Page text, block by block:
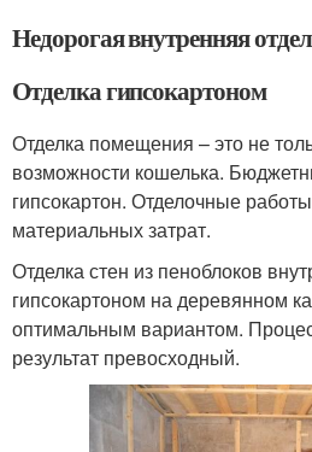
Недорогая внутренняя
Отделка гипсокартоном
Отделка помещения – это не
возможности кошелька.
гипсокартон. Отделочные
материальных затрат.
Отделка стен из пеноблоков
гипсокартоном на деревянном
оптимальным вариантом.
результат превосходный.